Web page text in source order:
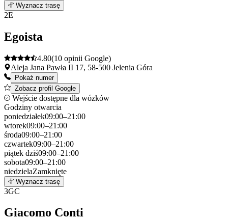
+
Wyznacz trasę
2E
Egoista
4.80(10 opinii Google)
Aleja Jana Pawła II 17, 58-500 Jelenia Góra
Pokaż numer
Zobacz profil Google
Wejście dostępne dla wózków
Godziny otwarcia
poniedziałek09:00–21:00
wtorek09:00–21:00
środa09:00–21:00
czwartek09:00–21:00
piątek dziś09:00–21:00
sobota09:00–21:00
niedzielaZamknięte
+
−
Wyznacz trasę
3GC
Giacomo Conti